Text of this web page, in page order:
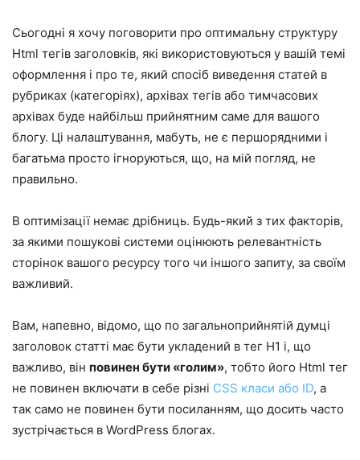
Сьогодні я хочу поговорити про оптимальну структуру
Html тегів заголовків, які використовуються у вашій темі
оформлення і про те, який спосіб виведення статей в
рубриках (категоріях), архівах тегів або тимчасових
архівах буде найбільш прийнятним саме для вашого
блогу. Ці налаштування, мабуть, не є першорядними і
багатьма просто ігноруються, що, на мій погляд, не
правильно.
В оптимізації немає дрібниць. Будь-який з тих факторів,
за якими пошукові системи оцінюють релевантність
сторінок вашого ресурсу того чи іншого запиту, за своїм
важливий.
Вам, напевно, відомо, що по загальноприйнятій думці
заголовок статті має бути укладений в тег H1 і, що
важливо, він повинен бути «голим», тобто його Html тег
не повинен включати в себе різні CSS класи або ID, а
так само не повинен бути посиланням, що досить часто
зустрічається в WordPress блогах.